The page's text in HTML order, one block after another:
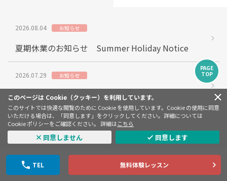
このページは Cookie（クッキー）を利用しています。
このサイトでは快適な閲覧のために Cookie を使用しています。Cookie の使用に同意
いただける場合は、「同意します」をクリックしてください。詳細については
Cookie ポリシーをご確認ください。 詳細はこちら
同意しません 同意します
TEL 無料体験レッスン
2026.08.04 お知らせ
夏期休業のお知らせ Summer Holiday Notice
2026.07.29 お知らせ
英語で絵本読み聞かせ会
2026.07.28 緊急連絡
〈本日7/28のレッスン中止のお知らせ〉熊本水前
2026.07.28
PAGE
TOP